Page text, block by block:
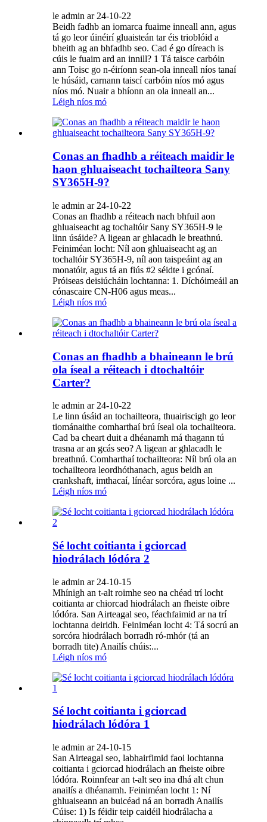
le admin ar 24-10-22
Beidh fadhb an iomarca fuaime inneall ann, agus
tá go leor úinéirí gluaisteán tar éis trioblóid a
bheith ag an bhfadhb seo. Cad é go díreach is
cúis le fuaim ard an innill? 1 Tá taisce carbóin
ann Toisc go n-éiríonn sean-ola inneall níos tanaí
le húsáid, carnann taiscí carbóin níos mó agus
níos mó. Nuair a bhíonn an ola inneall an...
Léigh níos mó
Conas an fhadhb a réiteach maidir le
haon ghluaiseacht tochailteora Sany
SY365H-9?
le admin ar 24-10-22
Conas an fhadhb a réiteach nach bhfuil aon
ghluaiseacht ag tochaltóir Sany SY365H-9 le
linn úsáide? A ligean ar ghlacadh le breathnú.
Feiniméan locht: Níl aon ghluaiseacht ag an
tochaltóir SY365H-9, níl aon taispeáint ag an
monatóir, agus tá an fiús #2 séidte i gcónaí.
Próiseas deisiúcháin lochtanna: 1. Díchóimeáil an
cónascaire CN-H06 agus meas...
Léigh níos mó
Conas an fhadhb a bhaineann le brú
ola íseal a réiteach i dtochaltóir
Carter?
le admin ar 24-10-22
Le linn úsáid an tochailteora, thuairiscigh go leor
tiománaithe comharthaí brú íseal ola tochailteora.
Cad ba cheart duit a dhéanamh má thagann tú
trasna ar an gcás seo? A ligean ar ghlacadh le
breathnú. Comharthaí tochailteora: Níl brú ola an
tochailteora leordhóthanach, agus beidh an
crankshaft, imthacaí, línéar sorcóra, agus loine ...
Léigh níos mó
Sé locht coitianta i gciorcad
hiodrálach lódóra 2
le admin ar 24-10-15
Mhínigh an t-alt roimhe seo na chéad trí locht
coitianta ar chiorcad hiodrálach an fheiste oibre
lódóra. San Airteagal seo, féachfaimid ar na trí
lochtanna deiridh. Feiniméan locht 4: Tá socrú an
sorcóra hiodrálach borradh ró-mhór (tá an
borradh tite) Anailís chúis:...
Léigh níos mó
Sé locht coitianta i gciorcad
hiodrálach lódóra 1
le admin ar 24-10-15
San Airteagal seo, labhairfimid faoi lochtanna
coitianta i gciorcad hiodrálach an fheiste oibre
lódóra. Roinnfear an t-alt seo ina dhá alt chun
anailís a dhéanamh. Feiniméan locht 1: Ní
ghluaiseann an buicéad ná an borradh Anailís
Cúise: 1) Is féidir teip caidéil hiodrálacha a